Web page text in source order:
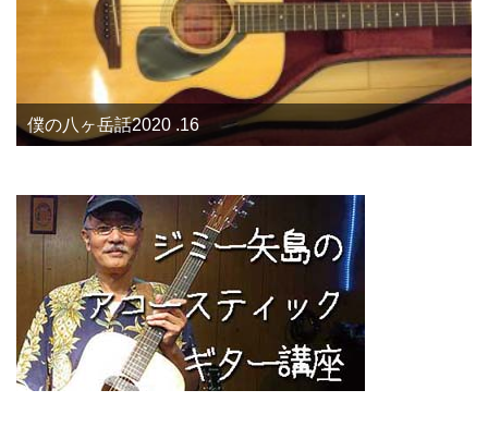
僕の八ヶ岳話2020 .16